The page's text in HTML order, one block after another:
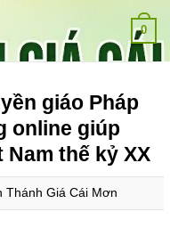
0
giáo Pháp
online giúp
thế kỷ XX
Thánh Giá Cái Mơn